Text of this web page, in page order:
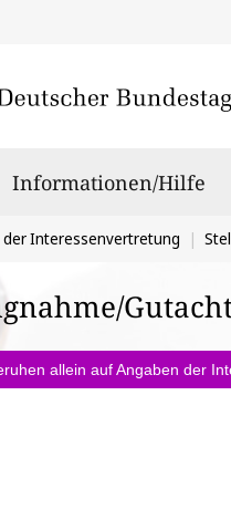
Informationen/Hilfe
Interessenvertretung
allein auf Angaben der